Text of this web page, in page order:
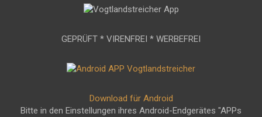
GEPRÜFT * VIRENFREI * WERBEFREI
Download für Android
Bitte in den Einstellungen ihres Android-Endgerätes "APPs